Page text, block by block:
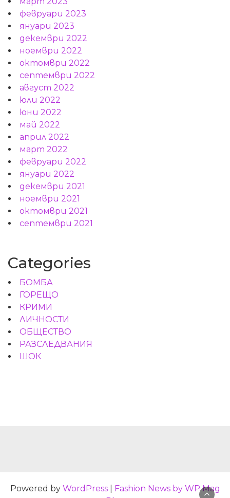
февруари 2023
януари 2023
декември 2022
ноември 2022
октомври 2022
септември 2022
август 2022
юли 2022
юни 2022
май 2022
април 2022
март 2022
февруари 2022
януари 2022
декември 2021
ноември 2021
октомври 2021
септември 2021
Categories
БОМБА
ГОРЕЩО
КРИМИ
ЛИЧНОСТИ
ОБЩЕСТВО
РАЗСЛЕДВАНИЯ
ШОК
Powered by WordPress| Fashion News by WP Mag